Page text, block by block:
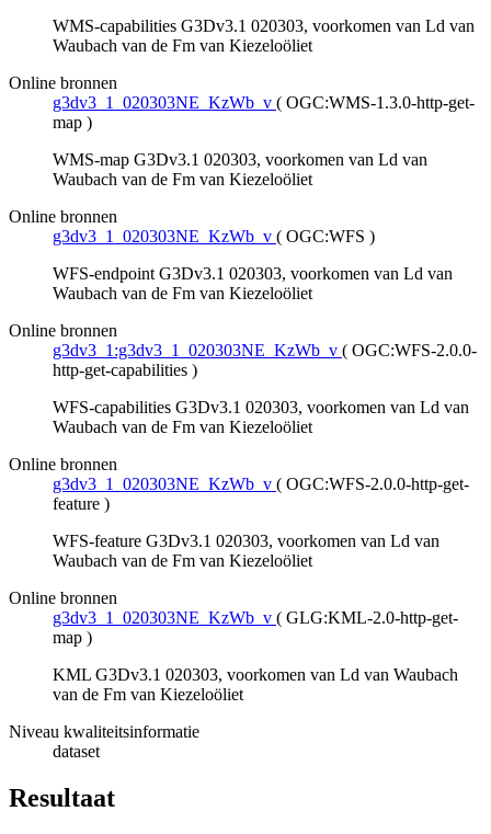
WMS-capabilities G3Dv3.1 020303, voorkomen van Ld van
Waubach van de Fm van Kiezeloöliet
Online bronnen
g3dv3_1_020303NE_KzWb_v ( OGC:WMS-1.3.0-http-get-
map )
WMS-map G3Dv3.1 020303, voorkomen van Ld van
Waubach van de Fm van Kiezeloöliet
Online bronnen
g3dv3_1_020303NE_KzWb_v ( OGC:WFS )
WFS-endpoint G3Dv3.1 020303, voorkomen van Ld van
Waubach van de Fm van Kiezeloöliet
Online bronnen
g3dv3_1:g3dv3_1_020303NE_KzWb_v ( OGC:WFS-2.0.0-
http-get-capabilities )
WFS-capabilities G3Dv3.1 020303, voorkomen van Ld van
Waubach van de Fm van Kiezeloöliet
Online bronnen
g3dv3_1_020303NE_KzWb_v ( OGC:WFS-2.0.0-http-get-
feature )
WFS-feature G3Dv3.1 020303, voorkomen van Ld van
Waubach van de Fm van Kiezeloöliet
Online bronnen
g3dv3_1_020303NE_KzWb_v ( GLG:KML-2.0-http-get-
map )
KML G3Dv3.1 020303, voorkomen van Ld van Waubach
van de Fm van Kiezeloöliet
Niveau kwaliteitsinformatie
dataset
Resultaat